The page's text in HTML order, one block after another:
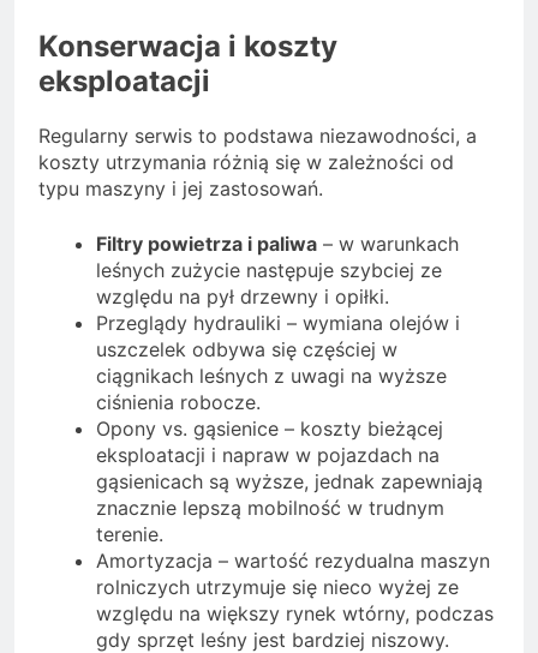
Konserwacja i koszty
eksploatacji
Regularny serwis to podstawa niezawodności, a
koszty utrzymania różnią się w zależności od
typu maszyny i jej zastosowań.
Filtry powietrza i paliwa – w warunkach
leśnych zużycie następuje szybciej ze
względu na pył drzewny i opiłki.
Przeglądy hydrauliki – wymiana olejów i
uszczelek odbywa się częściej w
ciągnikach leśnych z uwagi na wyższe
ciśnienia robocze.
Opony vs. gąsienice – koszty bieżącej
eksploatacji i napraw w pojazdach na
gąsienicach są wyższe, jednak zapewniają
znacznie lepszą mobilność w trudnym
terenie.
Amortyzacja – wartość rezydualna maszyn
rolniczych utrzymuje się nieco wyżej ze
względu na większy rynek wtórny, podczas
gdy sprzęt leśny jest bardziej niszowy.